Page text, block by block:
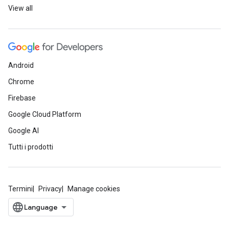
View all
Android
Chrome
Firebase
Google Cloud Platform
Google AI
Tutti i prodotti
Termini Privacy Manage cookies